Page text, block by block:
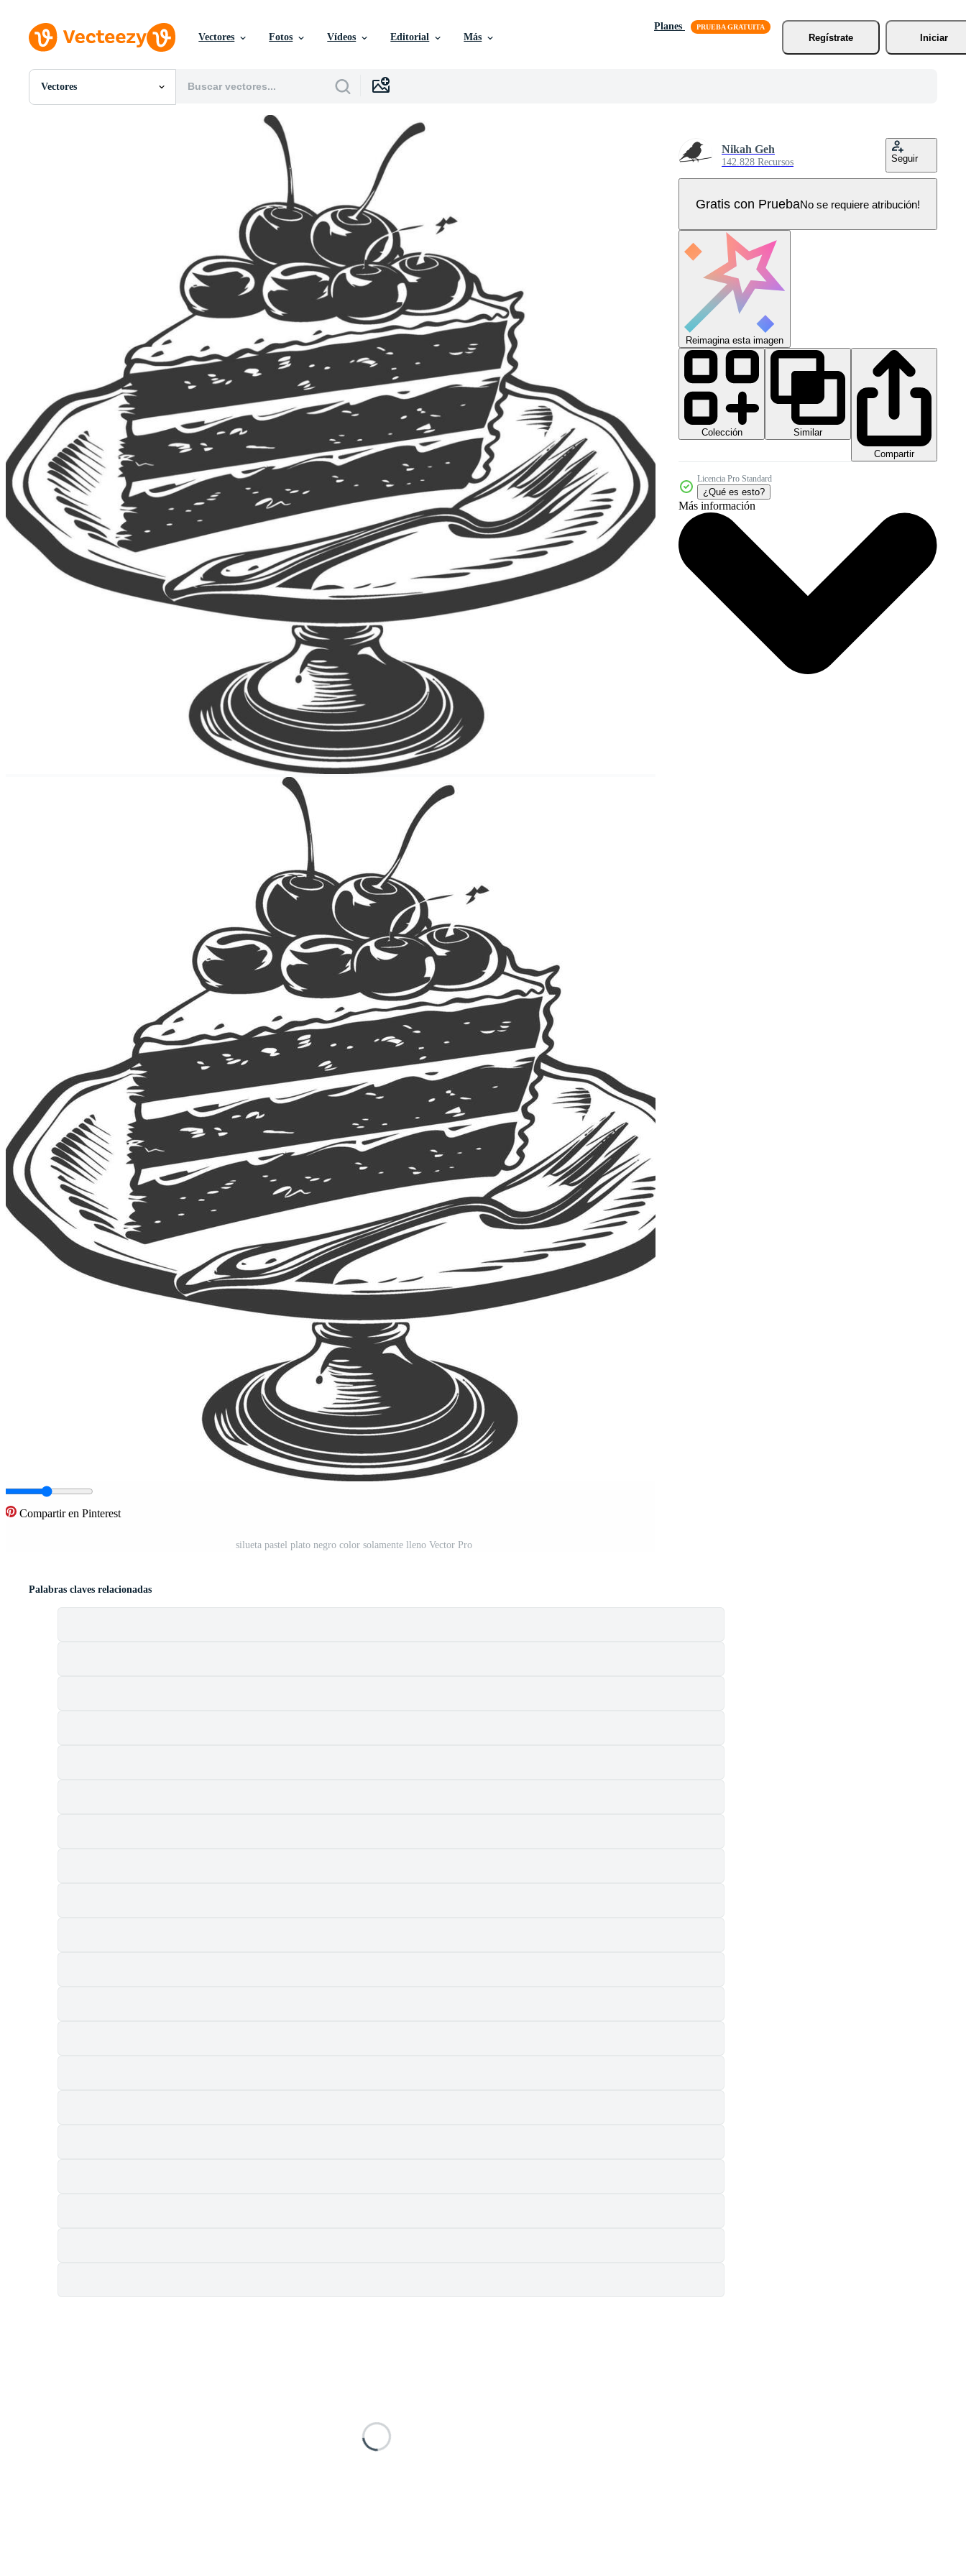
Vectores Fotos Vídeos Editorial Más
Planes
Regístrate
Iniciar
Vectores
Todas Imágenes
Compartir en Pinterest
silueta pastel plato negro color solamente lleno Vector Pro
Nikah Geh
142.828 Recursos Seguir
Gratis con PruebaNo se requiere atribución!
Reimagina esta imagen
Colección
Similar
Compartir
Licencia Pro Standard
¿Qué es esto?
Más información
Palabras claves relacionadas